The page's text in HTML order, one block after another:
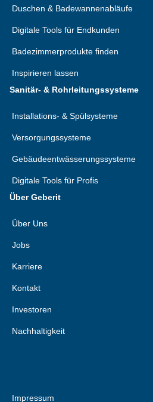
Duschen & Badewannenabläufe
Digitale Tools für Endkunden
Badezimmerprodukte finden
Inspirieren lassen
Sanitär- & Rohrleitungssysteme
Installations- & Spülsysteme
Versorgungssysteme
Gebäudeentwässerungssysteme
Digitale Tools für Profis
Über Geberit
Über Uns
Jobs
Karriere
Kontakt
Investoren
Nachhaltigkeit
Impressum